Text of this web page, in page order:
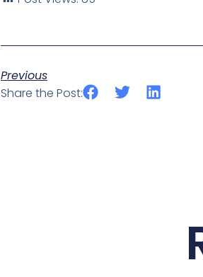
Previous
Share the Post: